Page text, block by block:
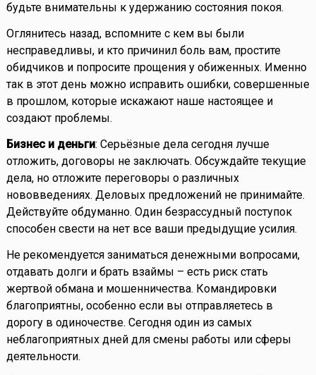
будьте внимательны к удержанию состояния покоя.
Оглянитесь назад, вспомните с кем вы были
несправедливы, и кто причинил боль вам, простите
обидчиков и попросите прощения у обиженных. Именно
так в этот день можно исправить ошибки, совершенные
в прошлом, которые искажают наше настоящее и
создают проблемы.
Бизнес и деньги: Серьёзные дела сегодня лучше
отложить, договоры не заключать. Обсуждайте текущие
дела, но отложите переговоры о различных
нововведениях. Деловых предложений не принимайте.
Действуйте обдуманно. Один безрассудный поступок
способен свести на нет все ваши предыдущие усилия.
Не рекомендуется заниматься денежными вопросами,
отдавать долги и брать взаймы – есть риск стать
жертвой обмана и мошенничества. Командировки
благоприятны, особенно если вы отправляетесь в
дорогу в одиночестве. Сегодня один из самых
неблагоприятных дней для смены работы или сферы
деятельности.